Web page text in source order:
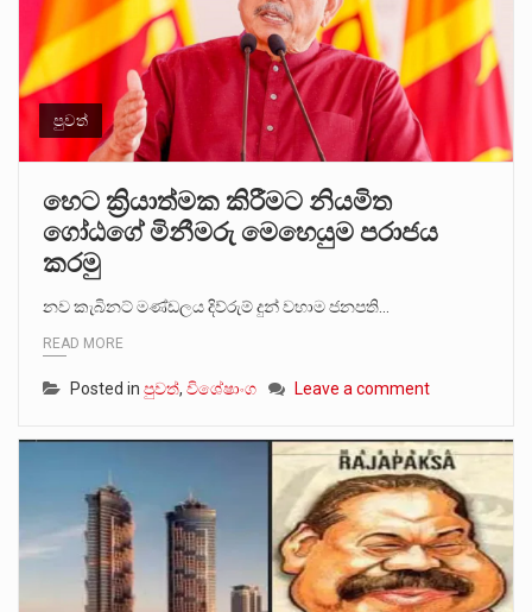
මහර බන්ධනාගාරයේ අද ඇතිවූ සිද්ධියෙන් තුවාල ලැබූ බව කියන රැඳවියන් ගණන ඉහළ ගොස් තිබේ. ඒ…
2011 වසරේදී දේශපාලන හා මානව හිමිකම් ක්‍රියාකාරීන් වන ලලිත්කුමාර් වීරරාජ් සහ කුගන් මුරුගානන්දන් යාපනයේදී අතුරුදන්…
පුවත්
හෙට ක්‍රියාත්මක කිරීමට නියමිත
ගෝඨගේ මිනීමරු මෙහෙයුම පරාජය
කරමු
නව කැබිනට් මණ්ඩලය දිව්රුම් දුන් වහාම ජනපති…
READ MORE
Posted in පුවත්, විශේෂාංග Leave a comment